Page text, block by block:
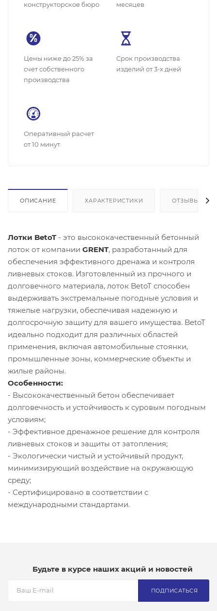
конструкторское бюро
месяцев
Цены ниже до 25% за
счет собственного
производства
Cрок производства
изделий от 3-х дней
Оперативный расчет
от 10 минут
ОПИСАНИЕ ХАРАКТЕРИСТИКИ ОТЗЫВЫ
Лотки BetoT- это высококачественный бетонный
лоток от компании GRENT, разработанный для
обеспечения эффективного дренажа и контроля
ливневых стоков. Изготовленный из прочного и
долговечного материала, лоток BetoT способен
выдерживать экстремальные погодные условия и
тяжелые нагрузки, обеспечивая надежную и
долгосрочную защиту для вашего имущества. BetoT
идеально подходит для различных областей
применения, включая автомобильные стоянки,
промышленные зоны, коммерческие объекты и
жилые районы.
Особенности:
- Высококачественный бетон обеспечивает
долговечность и устойчивость к суровым погодным
условиям;
- Эффективное дренажное решение для контроля
ливневых стоков и защиты от затопления;
- Экологически чистый и устойчивый продукт,
минимизирующий воздействие на окружающую
среду;
- Сертифицировано в соответствии с
международными стандартами.
Будьте в курсе наших акций и новостей
ПОДПИСАТЬСЯ